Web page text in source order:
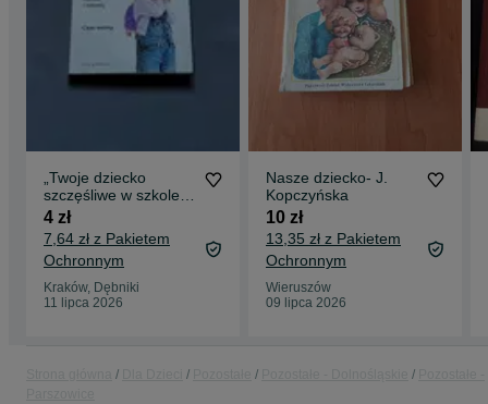
„Twoje dziecko
szczęśliwe w szkole” -
Mirjana Mitrović
4 zł
7,64 zł z Pakietem
Ochronnym
Kraków, Dębniki
11 lipca 2026
Nasze dziecko- J.
Kopczyńska
10 zł
13,35 zł z Pakietem
Ochronnym
Wieruszów
09 lipca 2026